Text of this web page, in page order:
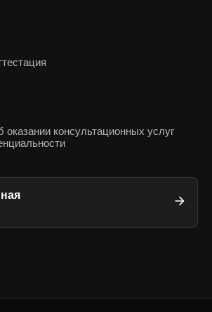
оказании консультационных услуг